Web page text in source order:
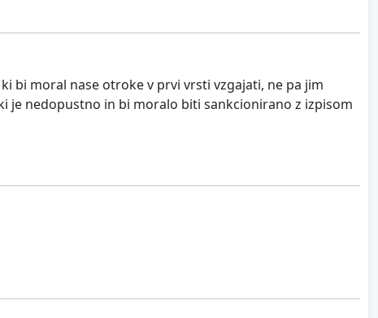
bi moral nase otroke v prvi vrsti vzgajati, ne pa jim
je nedopustno in bi moralo biti sankcionirano z izpisom